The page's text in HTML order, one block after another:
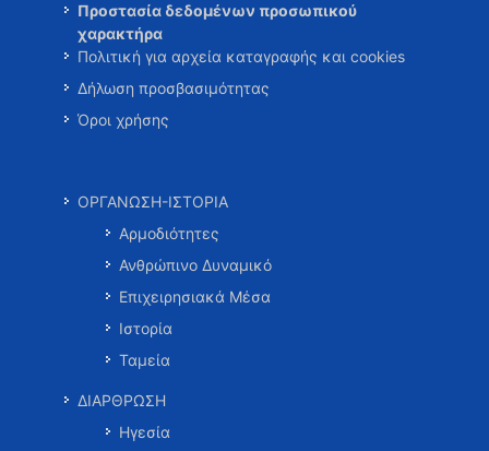
Προστασία δεδομένων προσωπικού
χαρακτήρα
Πολιτική για αρχεία καταγραφής και cookies
Δήλωση προσβασιμότητας
Όροι χρήσης
ΟΡΓΑΝΩΣΗ-ΙΣΤΟΡΙΑ
Αρμοδιότητες
Ανθρώπινο Δυναμικό
Επιχειρησιακά Μέσα
Ιστορία
Ταμεία
ΔΙΑΡΘΡΩΣΗ
Ηγεσία